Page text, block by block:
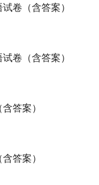
卷（含答案）
卷（含答案）
答案）
答案）